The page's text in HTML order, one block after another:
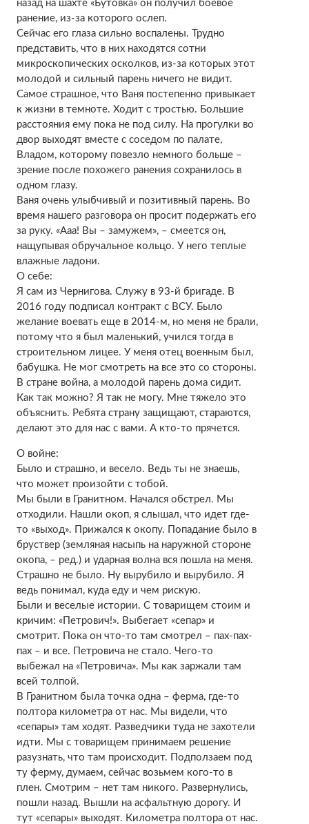
назад на шахте «Бутовка» он получил боевое
ранение, из-за которого ослеп.
Сейчас его глаза сильно воспалены. Трудно
представить, что в них находятся сотни
микроскопических осколков, из-за которых этот
молодой и сильный парень ничего не видит.
Самое страшное, что Ваня постепенно привыкает
к жизни в темноте. Ходит с тростью. Большие
расстояния ему пока не под силу. На прогулки во
двор выходят вместе с соседом по палате,
Владом, которому повезло немного больше –
зрение после похожего ранения сохранилось в
одном глазу.
Ваня очень улыбчивый и позитивный парень. Во
время нашего разговора он просит подержать его
за руку. «Ааа! Вы – замужем», – смеется он,
нащупывая обручальное кольцо. У него теплые
влажные ладони.
О себе:
Я сам из Чернигова. Служу в 93-й бригаде. В
2016 году подписал контракт с ВСУ. Было
желание воевать еще в 2014-м, но меня не брали,
потому что я был маленький, учился тогда в
строительном лицее. У меня отец военным был,
бабушка. Не мог смотреть на все это со стороны.
В стране война, а молодой парень дома сидит.
Как так можно? Я так не могу. Мне тяжело это
объяснить. Ребята страну защищают, стараются,
делают это для нас с вами. А кто-то прячется.
О войне:
Было и страшно, и весело. Ведь ты не знаешь,
что может произойти с тобой.
Мы были в Гранитном. Начался обстрел. Мы
отходили. Нашли окоп, я слышал, что идет где-
то «выход». Прижался к окопу. Попадание было в
бруствер (земляная насыпь на наружной стороне
окопа, – ред.) и ударная волна вся пошла на меня.
Страшно не было. Ну вырубило и вырубило. Я
ведь понимал, куда еду и чем рискую.
Были и веселые истории. С товарищем стоим и
кричим: «Петрович!». Выбегает «сепар» и
смотрит. Пока он что-то там смотрел – пах-пах-
пах – и все. Петровича не стало. Чего-то
выбежал на «Петровича». Мы как заржали там
всей толпой.
В Гранитном была точка одна – ферма, где-то
полтора километра от нас. Мы видели, что
«сепары» там ходят. Разведчики туда не захотели
идти. Мы с товарищем принимаем решение
разузнать, что там происходит. Подползаем под
ту ферму, думаем, сейчас возьмем кого-то в
плен. Смотрим – нет там никого. Развернулись,
пошли назад. Вышли на асфальтную дорогу. И
тут «сепары» выходят. Километра полтора от нас.